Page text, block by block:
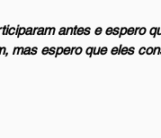
antes e espero
mas espero que eles